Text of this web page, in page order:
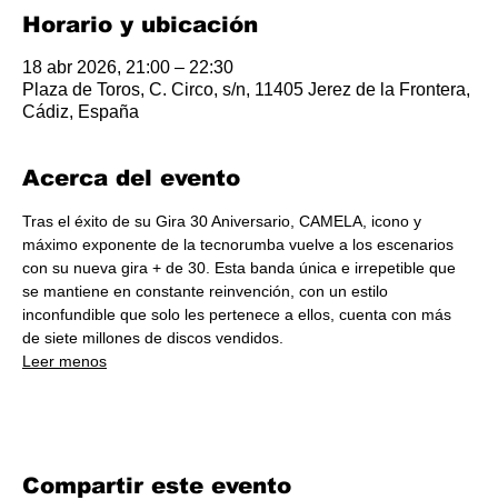
Horario y ubicación
18 abr 2026, 21:00 – 22:30
Plaza de Toros, C. Circo, s/n, 11405 Jerez de la Frontera,
Cádiz, España
Acerca del evento
Tras el éxito de su Gira 30 Aniversario, CAMELA, icono y
máximo exponente de la tecnorumba vuelve a los escenarios
con su nueva gira + de 30. Esta banda única e irrepetible que
se mantiene en constante reinvención, con un estilo
inconfundible que solo les pertenece a ellos, cuenta con más
de siete millones de discos vendidos.
Leer menos
Compartir este evento